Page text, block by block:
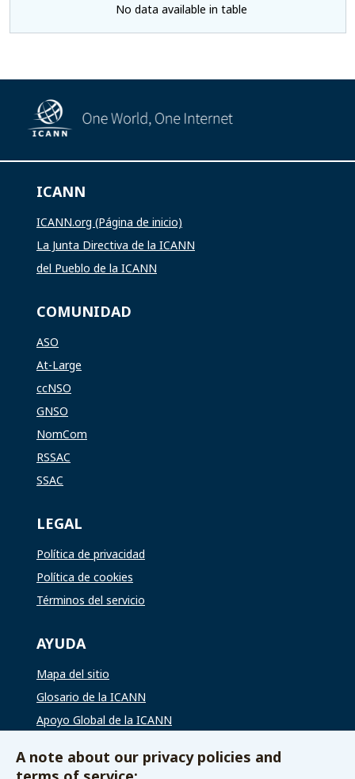
No data available in table
ICANN
ICANN.org (Página de inicio)
La Junta Directiva de la ICANN
del Pueblo de la ICANN
COMUNIDAD
ASO
At-Large
ccNSO
GNSO
NomCom
RSSAC
SSAC
LEGAL
Política de privacidad
Política de cookies
Términos del servicio
AYUDA
Mapa del sitio
Glosario de la ICANN
Apoyo Global de la ICANN
VÍAS DE CONTACTO
A note about our privacy policies and